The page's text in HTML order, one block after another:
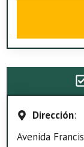
Dirección:
Avenida